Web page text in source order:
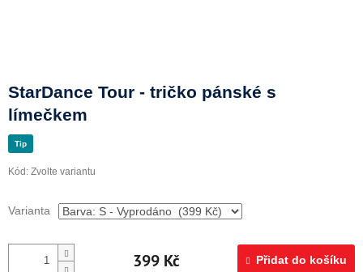
StarDance Tour - tričko pánské s
límečkem
Tip
Kód: Zvolte variantu
Varianta
399 Kč Přidat do košíku